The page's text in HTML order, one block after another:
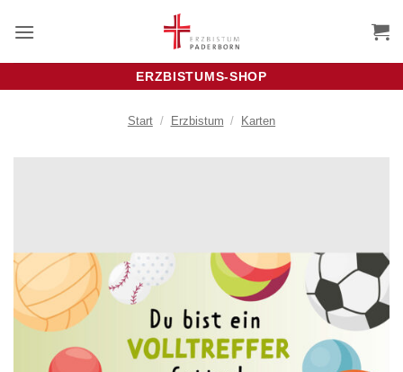
Inhalt
ERZBISTUMS-SHOP
Start / Erzbistum / Karten